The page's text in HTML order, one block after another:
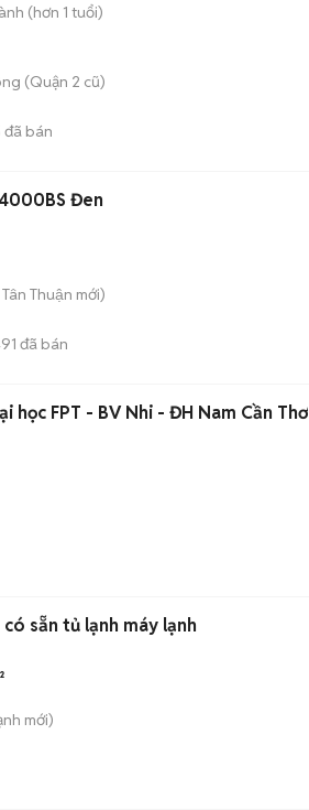
(hơn 1 tuổi)
(Quận 2 cũ)
đã bán
Đen
Tân Thuận mới)
đã bán
học FPT - BV Nhi - ĐH Nam Cần Thơ
sẵn tủ lạnh máy lạnh
mới)